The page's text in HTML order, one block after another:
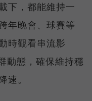
下，都能維持一
年晚會、球賽等
時觀看串流影
動態，確保維持穩
速。